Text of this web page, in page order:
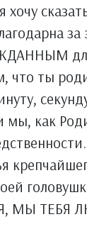
хочу
для
что ты
мы, как
МЫ ТЕБЯ